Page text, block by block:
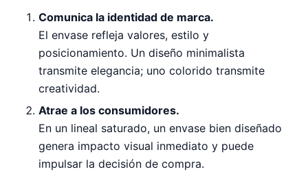
Comunica la identidad de marca.
El envase refleja valores, estilo y
posicionamiento. Un diseño minimalista
transmite elegancia; uno colorido transmite
creatividad.
Atrae a los consumidores.
En un lineal saturado, un envase bien diseñado
genera impacto visual inmediato y puede
impulsar la decisión de compra.